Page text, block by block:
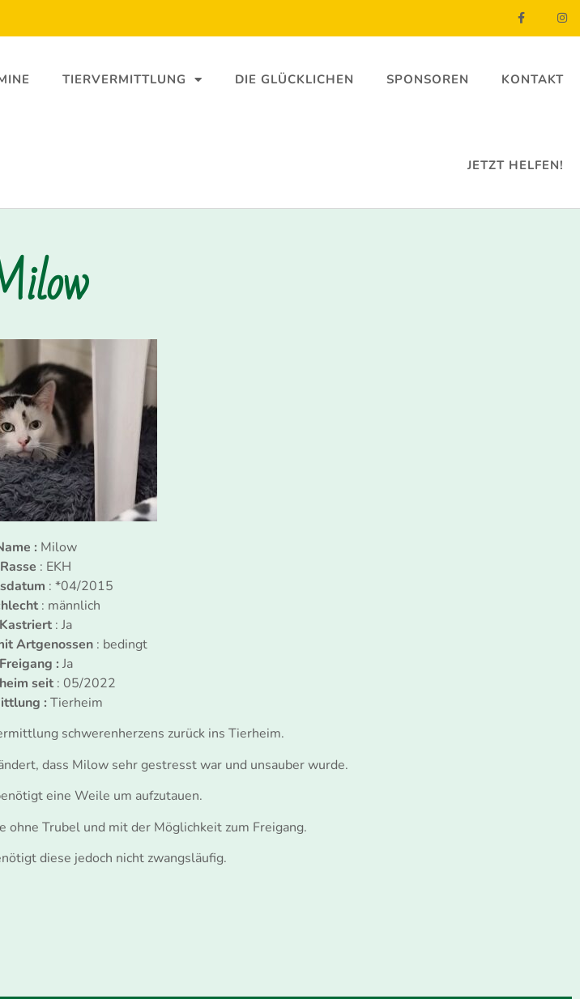
TIERVERMITTLUNG DIE GLÜCKLICHEN SPONSOREN KONTAKT
JETZT HELFEN!
: Milow
Rasse : EKH
: *04/2015
: männlich
Kastriert : Ja
Artgenossen : bedingt
Freigang : Ja
seit: 05/2022
: Tierheim
schwerenherzens zurück ins Tierheim.
dass Milow sehr gestresst war und unsauber wurde.
eine Weile um aufzutauen.
ohne Trubel und mit der Möglichkeit zum Freigang.
diese jedoch nicht zwangsläufig.